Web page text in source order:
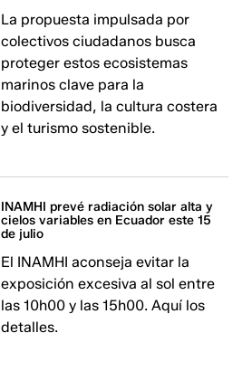
La propuesta impulsada por
colectivos ciudadanos busca
proteger estos ecosistemas
marinos clave para la
biodiversidad, la cultura costera
y el turismo sostenible.
INAMHI prevé radiación solar alta y
cielos variables en Ecuador este 15
de julio
El INAMHI aconseja evitar la
exposición excesiva al sol entre
las 10h00 y las 15h00. Aquí los
detalles.